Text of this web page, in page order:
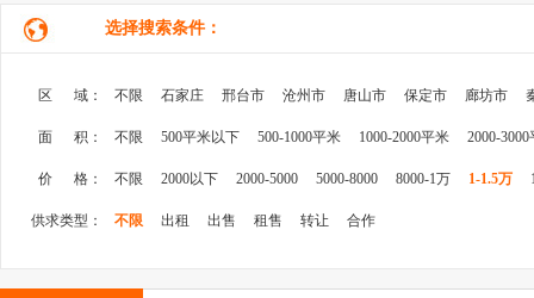
选择搜索条件：
区 域： 不限 石家庄 邢台市 沧州市 唐山市 保定市 廊坊市
面 积： 不限 500平米以下 500-1000平米 1000-2000平米 2000-3000
价 格： 不限 2000以下 2000-5000 5000-8000 8000-1万 1-1.5万
供求类型： 不限 出租 出售 租售 转让 合作